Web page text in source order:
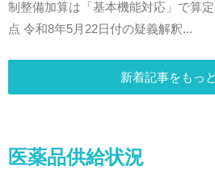
制整備加算は「基本機能対応」で算
点 令和8年5月22日付の疑義解釈...
新着記事をもっ
医薬品供給状況